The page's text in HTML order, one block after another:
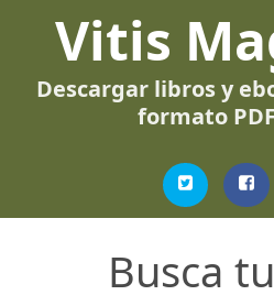
Vitis
Descargar libros y
formato
Busca